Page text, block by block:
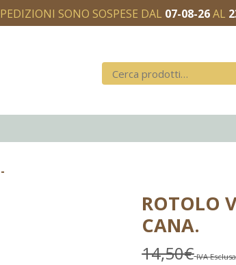
SONO SOSPESE DAL 07-08-26AL
ROTOLO
CANA.
14,50€ IVA Esclusa